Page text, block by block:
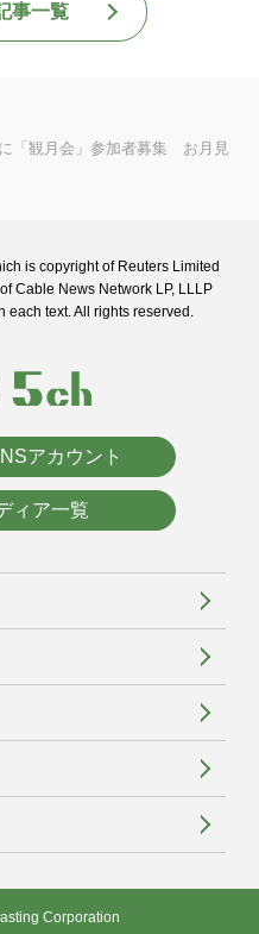
事一覧
「観月会」参加者募集 お月見
is copyright of Reuters Limited
Cable News Network LP, LLLP
text. All rights reserved.
アカウント
ィア一覧
Corporation